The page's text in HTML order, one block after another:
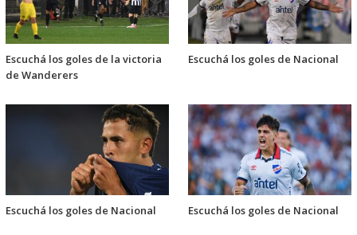
Escuchá los goles de la victoria
de Wanderers
Escuchá los goles de Nacional
Escuchá los goles de Nacional Escuchá los goles de Nacional